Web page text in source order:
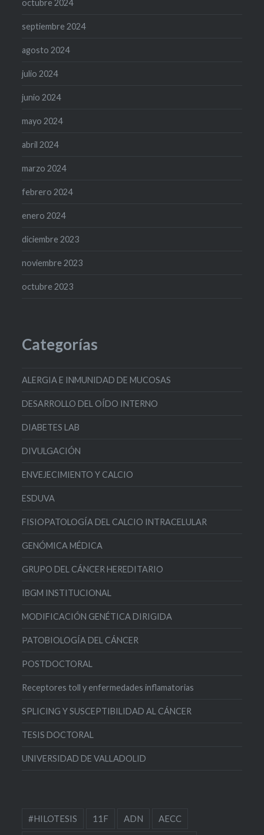
octubre 2024
septiembre 2024
agosto 2024
julio 2024
junio 2024
mayo 2024
abril 2024
marzo 2024
febrero 2024
enero 2024
diciembre 2023
noviembre 2023
octubre 2023
Categorías
ALERGIA E INMUNIDAD DE MUCOSAS
DESARROLLO DEL OÍDO INTERNO
DIABETES LAB
DIVULGACIÓN
ENVEJECIMIENTO Y CALCIO
ESDUVA
FISIOPATOLOGÍA DEL CALCIO INTRACELULAR
GENÓMICA MÉDICA
GRUPO DEL CÁNCER HEREDITARIO
IBGM INSTITUCIONAL
MODIFICACIÓN GENÉTICA DIRIGIDA
PATOBIOLOGÍA DEL CÁNCER
POSTDOCTORAL
Receptores toll y enfermedades inflamatorias
SPLICING Y SUSCEPTIBILIDAD AL CÁNCER
TESIS DOCTORAL
UNIVERSIDAD DE VALLADOLID
#HILOTESIS 11F ADN AECC